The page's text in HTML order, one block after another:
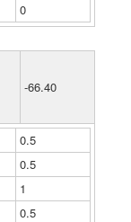
0
-66.40
0.5
0.5
1
0.5